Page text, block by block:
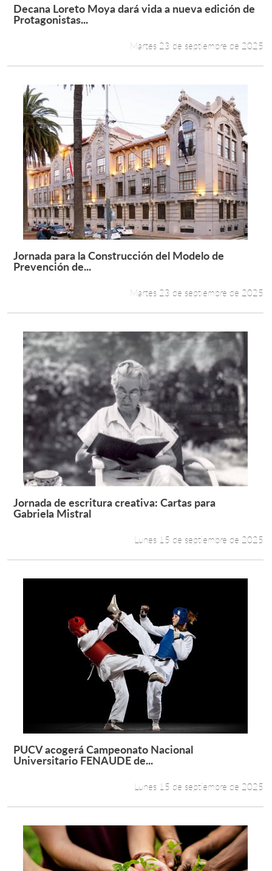
Leer más +
Decana Loreto Moya dará vida a nueva edición de
Protagonistas...
Martes 23 de septiembre de 2025
Leer más +
Jornada para la Construcción del Modelo de
Prevención de...
Martes 23 de septiembre de 2025
Leer más +
Jornada de escritura creativa: Cartas para
Gabriela Mistral
Lunes 15 de septiembre de 2025
Leer más +
PUCV acogerá Campeonato Nacional
Universitario FENAUDE de...
Lunes 15 de septiembre de 2025